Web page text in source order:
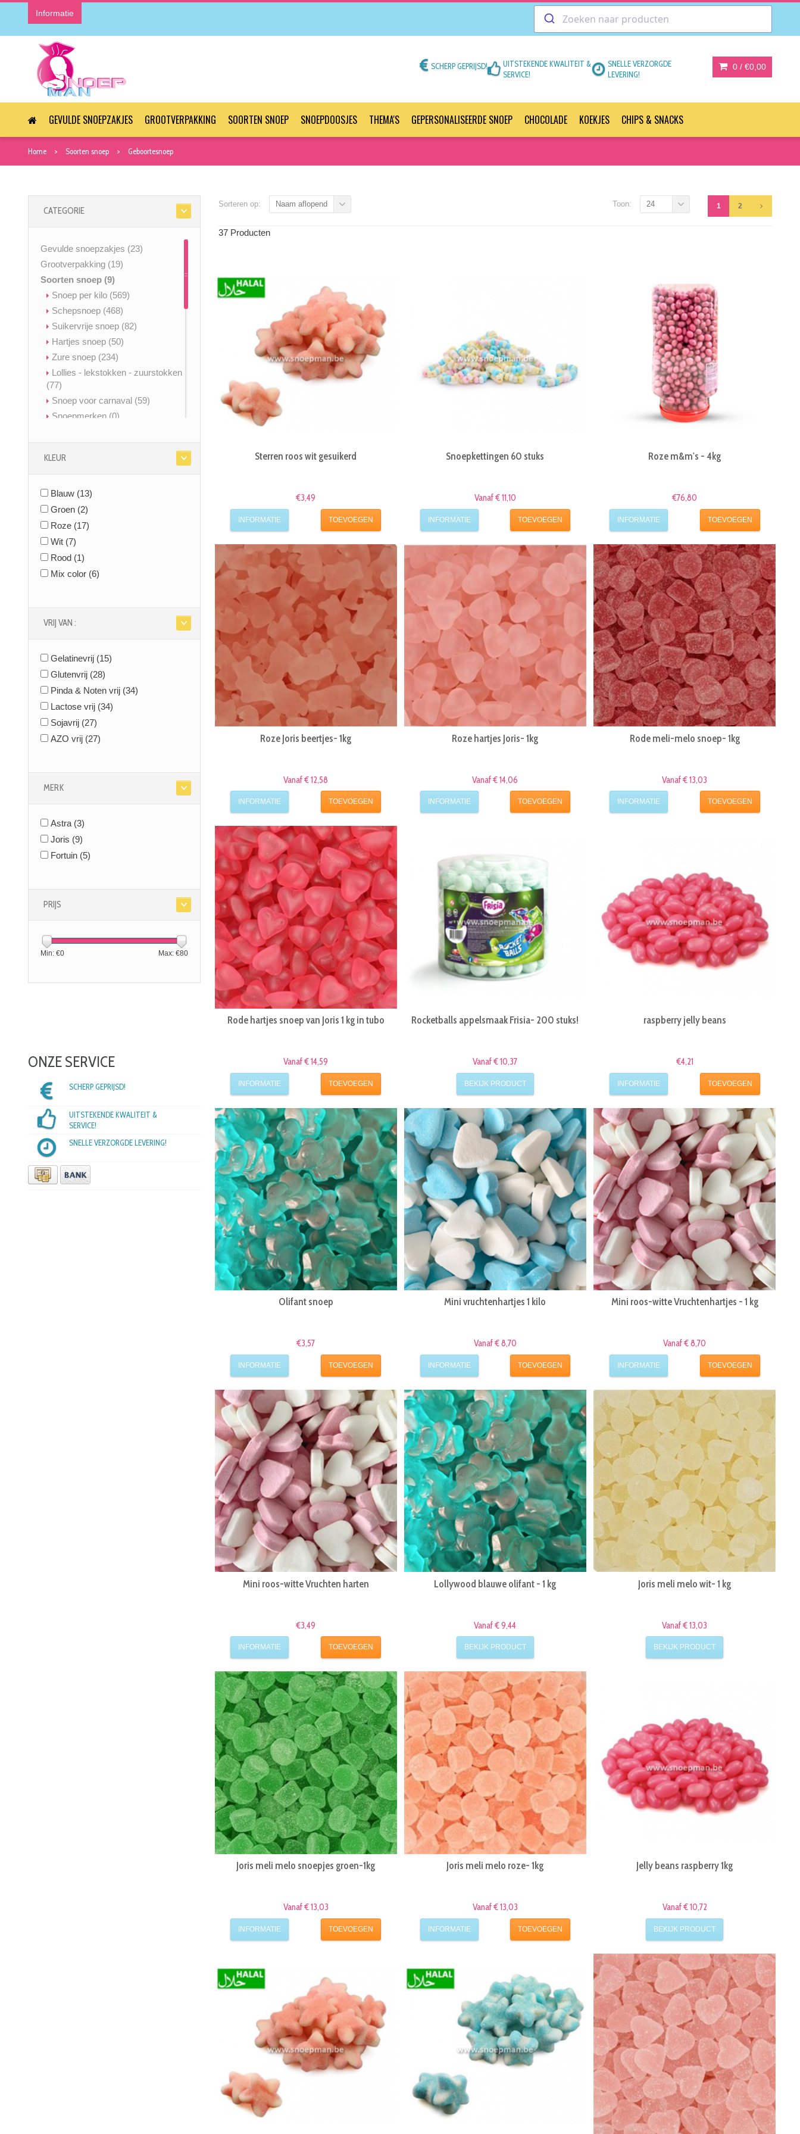
Informatie
SCHERP GEPRIJSD!
UITSTEKENDE KWALITEIT &
SERVICE!
SNELLE VERZORGDE
LEVERING!
0 / €0,00
GEVULDE SNOEPZAKJES GROOTVERPAKKING SOORTEN SNOEP SNOEPDOOSJES THEMA'S GEPERSONALISEERDE SNOEP CHOCOLADE KOEKJES CHIPS & SNACKS
Home Soorten snoep Geboortesnoep
CATEGORIE
Gevulde snoepzakjes (23)
Grootverpakking (19)
Soorten snoep (9)
Snoep per kilo (569)
Schepsnoep (468)
Suikervrije snoep (82)
Hartjes snoep (50)
Zure snoep (234)
Lollies - lekstokken - zuurstokken
(77)
Snoep voor carnaval (59)
Snoepmerken (0)
Nougat
Kauwgom(34)
Snoep zonder gelatine
Geboortesnoep
Glutenvrij & vrij van allergenen
(754)
Snoepsilo - snoeprollen
Thema's
Chocolade(102)
Koekjes(2)
Chips & Snacks(262)
KLEUR
Blauw (13)
Groen (2)
Roze (17)
Wit (7)
Rood (1)
Mix color (6)
VRIJ VAN :
Gelatinevrij (15)
Glutenvrij (28)
Pinda & Noten vrij (34)
Lactose vrij (34)
Sojavrij (27)
AZO vrij (27)
MERK
Astra (3)
Joris (9)
Fortuin (5)
PRIJS
Min: €0 Max: €80
ONZE SERVICE
SCHERP GEPRIJSD!
UITSTEKENDE KWALITEIT &
SERVICE!
SNELLE VERZORGDE LEVERING!
Sorteren op: Naam aflopend 1 2
Toon: 24
37 Producten
Sterren roos wit gesuikerd
€3,49
INFORMATIE TOEVOEGEN
Snoepkettingen 60 stuks
Vanaf € 11,10
INFORMATIE TOEVOEGEN
Roze m&m's - 4kg
€76,80
INFORMATIE TOEVOEGEN
Roze Joris beertjes- 1kg
Vanaf € 12,58
INFORMATIE TOEVOEGEN
Roze hartjes Joris- 1kg
Vanaf € 14,06
INFORMATIE TOEVOEGEN
Rode meli-melo snoep- 1kg
Vanaf € 13,03
INFORMATIE TOEVOEGEN
Rode hartjes snoep van Joris 1 kg in tubo
Vanaf € 14,59
INFORMATIE TOEVOEGEN
Rocketballs appelsmaak Frisia- 200 stuks!
Vanaf € 10,37
BEKIJK PRODUCT
raspberry jelly beans
€4,21
INFORMATIE TOEVOEGEN
Olifant snoep
€3,57
INFORMATIE TOEVOEGEN
Mini vruchtenhartjes 1 kilo
Vanaf € 8,70
INFORMATIE TOEVOEGEN
Mini roos-witte Vruchtenhartjes - 1 kg
Vanaf € 8,70
INFORMATIE TOEVOEGEN
Mini roos-witte Vruchten harten
€3,49
INFORMATIE TOEVOEGEN
Lollywood blauwe olifant - 1 kg
Vanaf € 9,44
BEKIJK PRODUCT
Joris meli melo wit- 1 kg
Vanaf € 13,03
BEKIJK PRODUCT
Joris meli melo snoepjes groen-1kg
Vanaf € 13,03
INFORMATIE TOEVOEGEN
Joris meli melo roze- 1kg
Vanaf € 13,03
INFORMATIE TOEVOEGEN
Jelly beans raspberry 1kg
Vanaf € 10,72
BEKIJK PRODUCT